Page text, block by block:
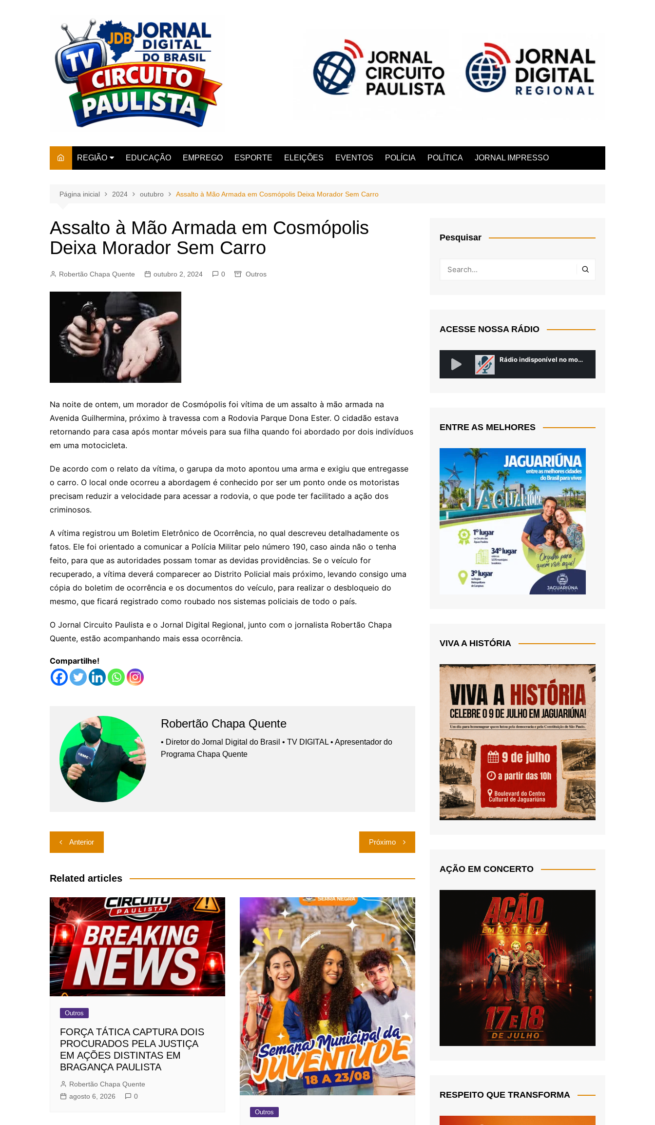
REGIÃO
AMPARO
BARRETOS
CAMPINAS
JAGUARIÚNA
EDUCAÇÃO EMPREGO ESPORTE ELEIÇÕES EVENTOS POLÍCIA POLÍTICA JORNAL IMPRESSO
Página inicial 2024 outubro Assalto à Mão Armada em Cosmópolis Deixa Morador Sem Carro
Assalto à Mão Armada em Cosmópolis
Deixa Morador Sem Carro
Robertão Chapa Quente outubro 2, 2024 0 Outros
Na noite de ontem, um morador de Cosmópolis foi vítima de um assalto à mão armada na
Avenida Guilhermina, próximo à travessa com a Rodovia Parque Dona Ester. O cidadão estava
retornando para casa após montar móveis para sua filha quando foi abordado por dois indivíduos
em uma motocicleta.
De acordo com o relato da vítima, o garupa da moto apontou uma arma e exigiu que entregasse
o carro. O local onde ocorreu a abordagem é conhecido por ser um ponto onde os motoristas
precisam reduzir a velocidade para acessar a rodovia, o que pode ter facilitado a ação dos
criminosos.
A vítima registrou um Boletim Eletrônico de Ocorrência, no qual descreveu detalhadamente os
fatos. Ele foi orientado a comunicar a Polícia Militar pelo número 190, caso ainda não o tenha
feito, para que as autoridades possam tomar as devidas providências. Se o veículo for
recuperado, a vítima deverá comparecer ao Distrito Policial mais próximo, levando consigo uma
cópia do boletim de ocorrência e os documentos do veículo, para realizar o desbloqueio do
mesmo, que ficará registrado como roubado nos sistemas policiais de todo o país.
O Jornal Circuito Paulista e o Jornal Digital Regional, junto com o jornalista Robertão Chapa
Quente, estão acompanhando mais essa ocorrência.
Compartilhe!
Robertão Chapa Quente
• Diretor do Jornal Digital do Brasil • TV DIGITAL • Apresentador do
Programa Chapa Quente
Navegação
de
Post
Anterior Próximo
Related articles
Outros
FORÇA TÁTICA CAPTURA DOIS
PROCURADOS PELA JUSTIÇA
EM AÇÕES DISTINTAS EM
BRAGANÇA PAULISTA
Robertão Chapa Quente
agosto 6, 2026
0
Outros
Pesquisar
ACESSE NOSSA RÁDIO
ENTRE AS MELHORES
VIVA A HISTÓRIA
AÇÃO EM CONCERTO
RESPEITO QUE TRANSFORMA